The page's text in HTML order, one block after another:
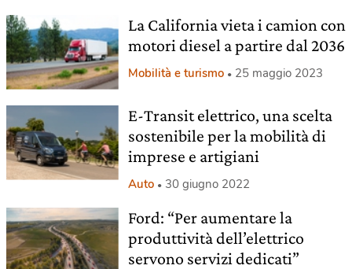
La California vieta i camion con
motori diesel a partire dal 2036
Mobilità e turismo 25 maggio 2023
E-Transit elettrico, una scelta
sostenibile per la mobilità di
imprese e artigiani
Auto 30 giugno 2022
Ford: “Per aumentare la
produttività dell’elettrico
servono servizi dedicati”